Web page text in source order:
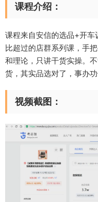
课程介绍：
课程来自安信的选品+开
比超过的店群系列课，手
和理论，只讲干货实操。
货，其实品选对了，事办功
视频截图：